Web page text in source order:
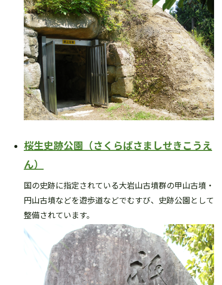
桜生史跡公園（さくらばさましせきこうえ
ん）
国の史跡に指定されている大岩山古墳群の甲山古墳・
円山古墳などを遊歩道などでむすび、史跡公園として
整備されています。